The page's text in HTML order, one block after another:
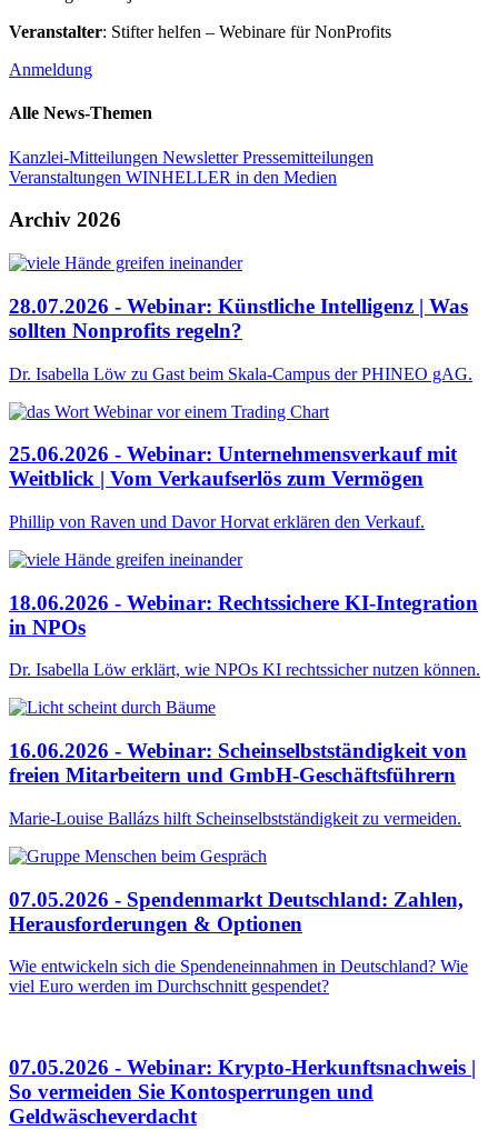
Veranstalter: Stifter helfen – Webinare für NonProfits
Anmeldung
Alle News-Themen
Kanzlei-Mitteilungen NewsletterPressemitteilungen
Veranstaltungen WINHELLER in den Medien
Archiv 2026
28.07.2026 - Webinar: Künstliche Intelligenz | Was
sollten Nonprofits regeln?
Dr. Isabella Löw zu Gast beim Skala-Campus der PHINEO gAG.
25.06.2026 - Webinar: Unternehmensverkauf mit
Weitblick | Vom Verkaufserlös zum Vermögen
Phillip von Raven und Davor Horvat erklären den Verkauf.
18.06.2026 - Webinar: Rechtssichere KI-Integration
in NPOs
Dr. Isabella Löw erklärt, wie NPOs KI rechtssicher nutzen können.
16.06.2026 - Webinar: Scheinselbstständigkeit von
freien Mitarbeitern und GmbH-Geschäftsführern
Marie-Louise Ballázs hilft Scheinselbstständigkeit zu vermeiden.
07.05.2026 - Spendenmarkt Deutschland: Zahlen,
Herausforderungen & Optionen
Wie entwickeln sich die Spendeneinnahmen in Deutschland? Wie
viel Euro werden im Durchschnitt gespendet?
07.05.2026 - Webinar: Krypto-Herkunftsnachweis |
So vermeiden Sie Kontosperrungen und
Geldwäscheverdacht